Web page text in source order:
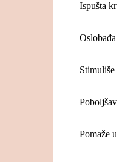
– Ispušta
–
–
–
– Pomaže